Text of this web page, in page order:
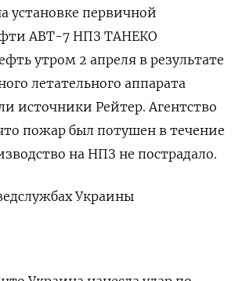
установке первичной
АВТ-7 НПЗ ТАНЕКО
утром 2 апреля в результате
летательного аппарата
источники Рейтер. Агентство
пожар был потушен в течение
на НПЗ не пострадало.
Украины